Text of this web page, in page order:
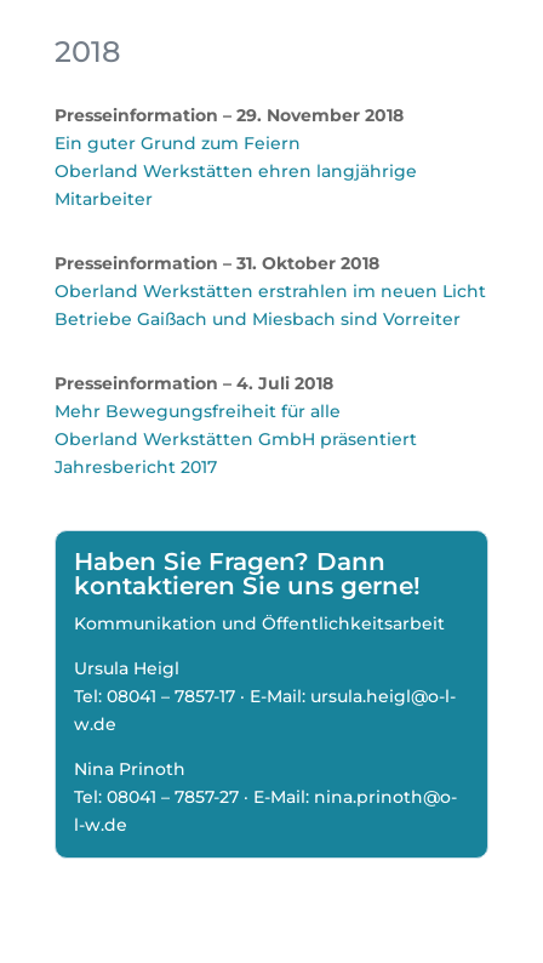
2018
Presseinformation – 29. November 2018
Ein guter Grund zum Feiern
Oberland Werkstätten ehren langjährige
Mitarbeiter
Presseinformation – 31. Oktober 2018
Oberland Werkstätten erstrahlen im neuen Licht
Betriebe Gaißach und Miesbach sind Vorreiter
Presseinformation – 4. Juli 2018
Mehr Bewegungsfreiheit für alle
Oberland Werkstätten GmbH präsentiert
Jahresbericht 2017
Haben Sie Fragen? Dann
kontaktieren Sie uns gerne!
Kommunikation und Öffentlichkeitsarbeit
Ursula Heigl
Tel: 08041 – 7857-17· E-Mail: ursula.heigl@o-l-
w.de
Nina Prinoth
Tel: 08041 – 7857-27· E-Mail: nina.prinoth@o-
l-w.de